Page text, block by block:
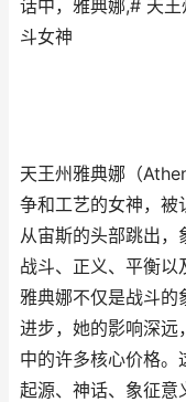
话中，雅典娜,# 天
斗女神
天王州雅典娜（
争和工艺的女神，被
从宙斯的头部跳出，
战斗、正义、平衡以
雅典娜不仅是战斗的
进步，她的影响深远
中的许多核心价格。
起源、神话、象征意